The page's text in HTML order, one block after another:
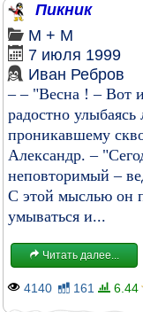
Пикник
М + М
7 июля 1999
Иван Ребров
– – "Весна ! – Вот
радостно
проникавшему
Александр. –
неповторимый –
C этой мыслью он
умываться и...
Читать далее...
4140 161 6.44